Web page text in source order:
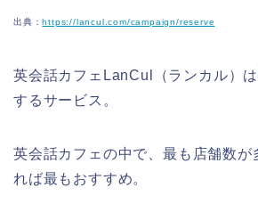
出典： https://lancul.com/campaign/reserve
英会話カフェLanCul（ランカル）
するサービス。
英会話カフェの中で、最も店舗数が
れば最もおすすめ。